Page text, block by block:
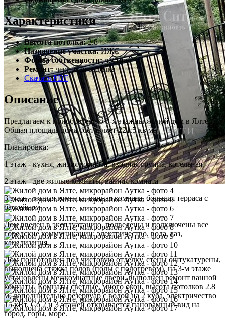
Характеристики
Высота потолка: 2.8
Назначение участка: ИЖС
Форма собтвенности: частная
Ремонт: черновая отделка
Скачать PDF
Описание
Предлагаем к приобретению 3-х этажны жилой дом в Ялте.
Общая площадь дома составляет 221.5 кв.м.
Планировка:
1 этаж - кухня, жилая комната, входная группа, котельная
2 этаж - две жилые комнаты, ванная комната
3 этаж – жилая комната, ванная комната, большая терраса с
бассейном
Дом введен в эксплуатацию, подведены и подключены все
городские коммуникации: электричество, вода, газ,
канализация.
Дом подготовлен под чистовую отделку, стены оштукатурены,
выполнена стяжка полов (полы с подогревом), на 3-м этаже
установлены межкомнатные двери, выполнен ремонт ванной
комнаты. Комнаты светлые, много окон, высота потолков 2.8
м, дополнительно резервуар с водой на 2 куба, электричество
15 кВт. Со 2 и 3 этажей открывается панорамный вид на
город, горы, море.